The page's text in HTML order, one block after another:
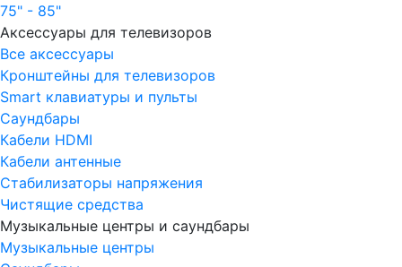
75" - 85"
Аксессуары для телевизоров
Все аксессуары
Кронштейны для телевизоров
Smart клавиатуры и пульты
Саундбары
Кабели HDMI
Кабели антенные
Стабилизаторы напряжения
Чистящие средства
Музыкальные центры и саундбары
Музыкальные центры